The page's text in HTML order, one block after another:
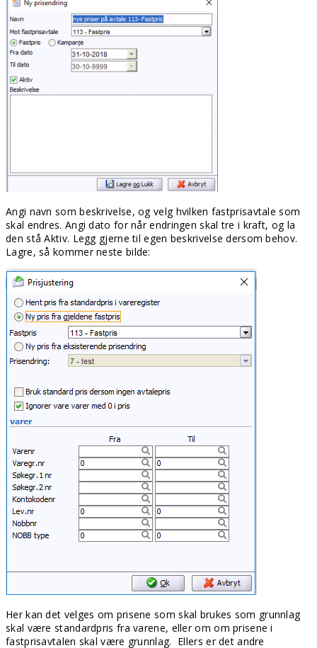
Angi navn som beskrivelse, og velg hvilken fastprisavtale som
skal endres. Angi dato for når endringen skal tre i kraft, og la
den stå Aktiv. Legg gjerne til egen beskrivelse dersom behov.
Lagre, så kommer neste bilde:
Her kan det velges om prisene som skal brukes som grunnlag
skal være standardpris fra varene, eller om om prisene i
fastprisavtalen skal være grunnlag. Ellers er det andre